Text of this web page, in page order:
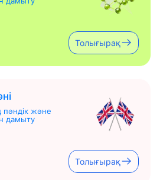
Толығырақ
пәндік және
дамыту
Толығырақ